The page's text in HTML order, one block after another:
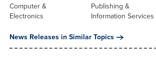
Computer &
Electronics
Publishing &
Information Services
News Releases in Similar Topics